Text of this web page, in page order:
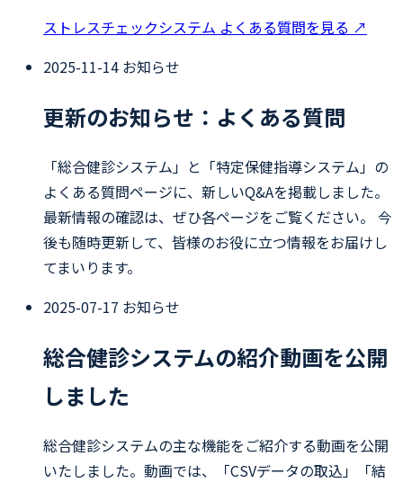
ストレスチェックシステム よくある質問を見る ↗
2025-11-14 お知らせ
更新のお知らせ：よくある質問
「総合健診システム」と「特定保健指導システム」の
よくある質問ページに、新しいQ&Aを掲載しました。
最新情報の確認は、ぜひ各ページをご覧ください。 今
後も随時更新して、皆様のお役に立つ情報をお届けし
てまいります。
2025-07-17 お知らせ
総合健診システムの紹介動画を公開
しました
総合健診システムの主な機能をご紹介する動画を公開
いたしました。動画では、「CSVデータの取込」「結